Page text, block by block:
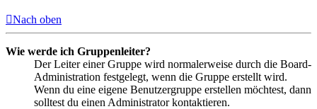
Nach oben
Wie werde ich Gruppenleiter?
Der Leiter einer Gruppe wird normalerweise durch die Board-
Administration festgelegt, wenn die Gruppe erstellt wird.
Wenn du eine eigene Benutzergruppe erstellen möchtest, dann
solltest du einen Administrator kontaktieren.